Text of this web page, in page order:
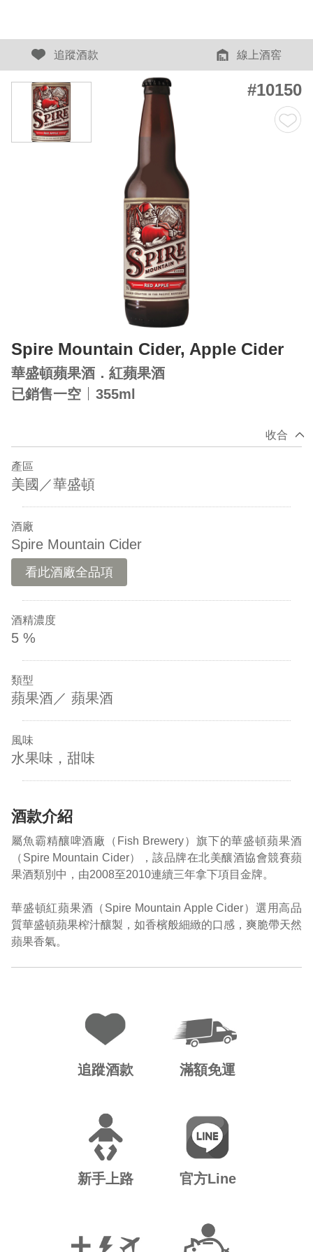
追蹤酒款 線上酒窖
#10150
Spire Mountain Cider, Apple Cider
華盛頓蘋果酒．紅蘋果酒
已銷售一空
355ml
收合
產區
美國／華盛頓
酒廠
Spire Mountain Cider
看此酒廠全品項
酒精濃度
5 %
類型
蘋果酒／ 蘋果酒
風味
水果味，甜味
酒款介紹
屬魚霸精釀啤酒廠（Fish Brewery）旗下的華盛頓蘋果酒
（Spire Mountain Cider），該品牌在北美釀酒協會競賽蘋
果酒類別中，由2008至2010連續三年拿下項目金牌。
華盛頓紅蘋果酒（Spire Mountain Apple Cider）選用高品
質華盛頓蘋果榨汁釀製，如香檳般細緻的口感，爽脆帶天然
蘋果香氣。
追蹤酒款 滿額免運
新手上路 官方Line